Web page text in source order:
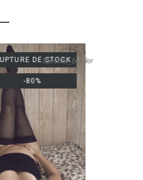
DE STOCK
-80%
favorite_border